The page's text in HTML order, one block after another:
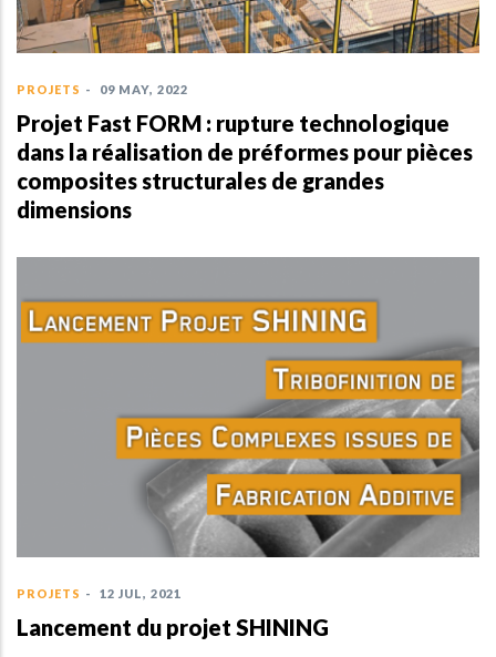
PROJETS - 09 MAY, 2022
Projet Fast FORM : rupture technologique
dans la réalisation de préformes pour pièces
composites structurales de grandes
dimensions
PROJETS - 12 JUL, 2021
Lancement du projet SHINING